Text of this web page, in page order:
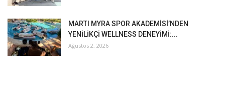
MARTI MYRA SPOR AKADEMİSİ’NDEN
YENİLİKÇİ WELLNESS DENEYİMİ:...
Ağustos 2, 2026